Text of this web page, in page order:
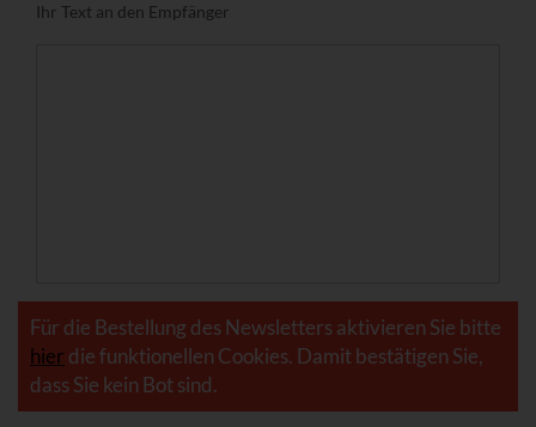
Ihr Text an den Empfänger
Für die Bestellung des Newsletters aktivieren Sie bitte
hier die funktionellen Cookies. Damit bestätigen Sie,
dass Sie kein Bot sind.